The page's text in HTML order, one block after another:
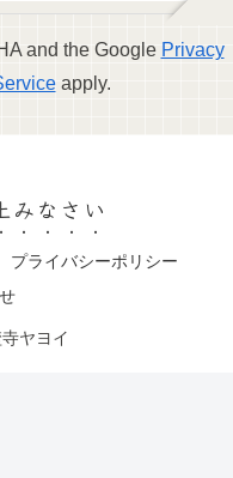
and the Google Privacy
apply.
みなさい
プライバシーポリシー
ヤヨイ